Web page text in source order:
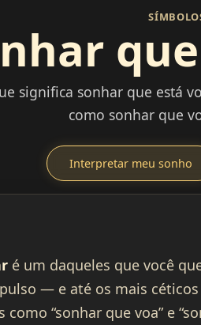
significa sonhar que está
como sonhar que
Interpretar meu sonho
é um daqueles que você
— e até os mais
como “sonhar que voa” e